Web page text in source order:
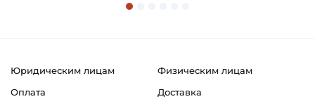
Юридическим лицам
Физическим лицам
Оплата
Доставка